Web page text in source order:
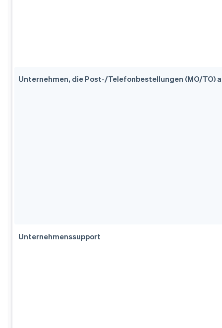
Unternehmen, die Post-/Telefonbestellungen (MO/TO)
Unternehmenssupport